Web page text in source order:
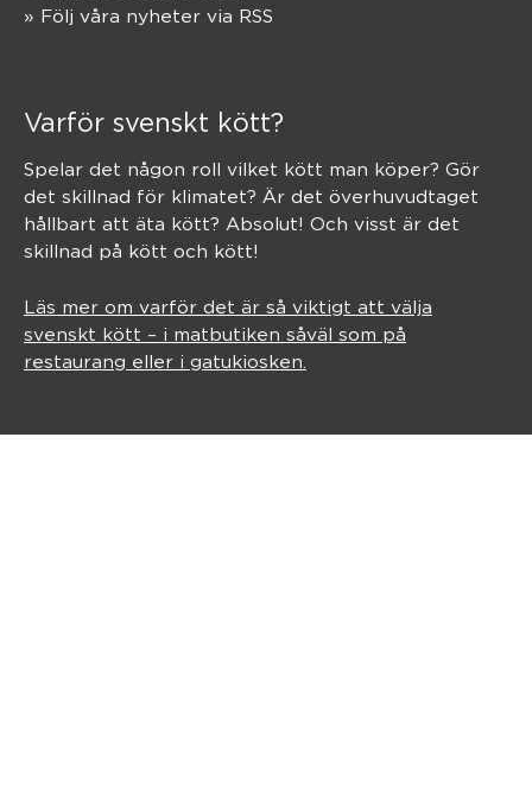
» Följ våra nyheter via RSS
Varför svenskt kött?
Spelar det någon roll vilket kött man köper? Gör
det skillnad för klimatet? Är det överhuvudtaget
hållbart att äta kött? Absolut! Och visst är det
skillnad på kött och kött!
Läs mer om varför det är så viktigt att välja
svenskt kött – i matbutiken såväl som på
restaurang eller i gatukiosken.